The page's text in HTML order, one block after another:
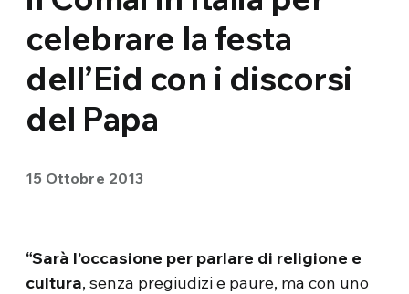
celebrare la festa
dell’Eid con i discorsi
del Papa
15 Ottobre 2013
“Sarà l’occasione per parlare di religione e
cultura, senza pregiudizi e paure, ma con uno